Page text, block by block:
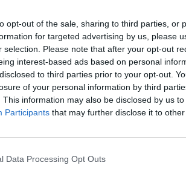
opt-out of the sale, sharing to third parties, or
for targeted advertising by us, please
selection. Please note that after your opt-out
interest-based ads based on personal
to third parties prior to your opt-out.
of your personal information by third
This information may also be disclosed by us
Participants that may further disclose it to other
Data Processing Opt Outs
πρωί της Παρασκευής (19/11) η